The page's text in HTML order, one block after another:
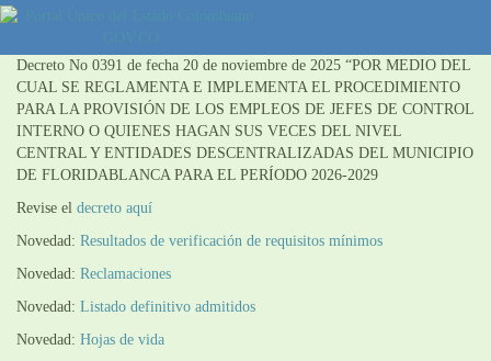
Decreto No 0391 de fecha 20 de noviembre de 2025 “POR MEDIO DEL
CUAL SE REGLAMENTA E IMPLEMENTA EL PROCEDIMIENTO
PARA LA PROVISIÓN DE LOS EMPLEOS DE JEFES DE CONTROL
INTERNO O QUIENES HAGAN SUS VECES DEL NIVEL
CENTRAL Y ENTIDADES DESCENTRALIZADAS DEL MUNICIPIO
DE FLORIDABLANCA PARA EL PERÍODO 2026-2029
Revise el decreto aquí
Novedad: Resultados de verificación de requisitos mínimos
Novedad: Reclamaciones
Novedad: Listado definitivo admitidos
Novedad: Hojas de vida